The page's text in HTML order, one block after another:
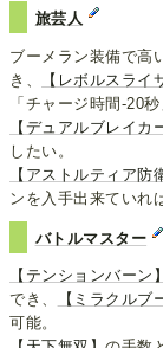
旅芸人
ブーメラン装備で高
き、
【レボルスライ
「チャージ時間-20
【デュアルブレイカ
したい。
【アストルティア防
ンを入手出来ていれ
バトルマスター
【テンションバーン】
でき、
【ミラクルブ
可能。